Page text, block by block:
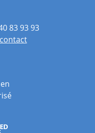
83 93 93